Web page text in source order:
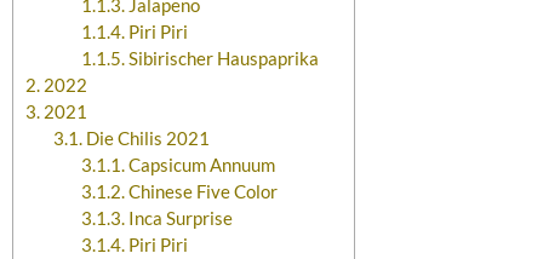
1.1.3.Jalapeno
1.1.4.Piri Piri
1.1.5.Sibirischer Hauspaprika
2. 2022
3. 2021
3.1.Die Chilis 2021
3.1.1.Capsicum Annuum
3.1.2.Chinese Five Color
3.1.3.Inca Surprise
3.1.4.Piri Piri